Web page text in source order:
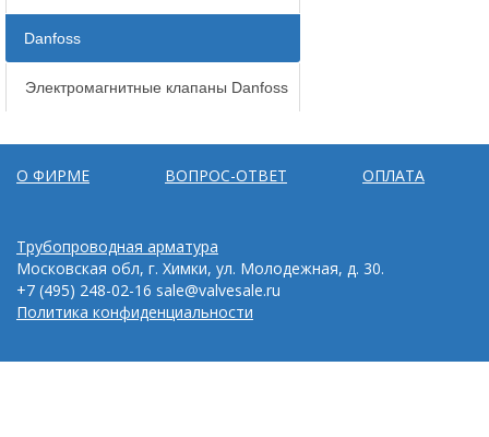
Danfoss
Электромагнитные клапаны Danfoss
О ФИРМЕ ВОПРОС-ОТВЕТ ОПЛАТА
Трубопроводная арматура
Московская обл, г. Химки, ул. Молодежная, д. 30.
+7 (495) 248-02-16 sale@valvesale.ru
Политика конфиденциальности